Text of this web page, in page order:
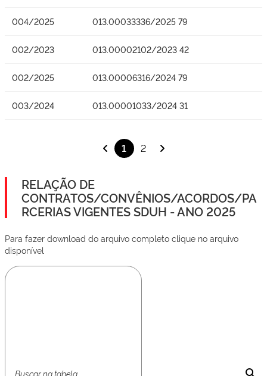
004/2025 013.00033336/2025 79
002/2023 013.00002102/2023 42
002/2025 013.00006316/2024 79
003/2024 013.00001033/2024 31
1 2
RELAÇÃO DE
CONTRATOS/CONVÊNIOS/ACORDOS/PA
RCERIAS VIGENTES SDUH - ANO 2025
Para fazer download do arquivo completo clique no arquivo
disponível